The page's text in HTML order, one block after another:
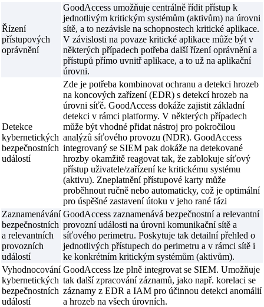
Řízení
přístupových
oprávnění
GoodAccess umožňuje centrálně řídit přístup k
jednotlivým kritickým systémům (aktivům) na úrovni
sítě, a to nezávisle na schopnostech kritické aplikace.
V závislosti na povaze kritické aplikace může být v
některých případech potřeba další řízení oprávnění a
přístupů přímo uvnitř aplikace, a to už na aplikační
úrovni.
Detekce
kybernetických
bezpečnostních
událostí
Zde je potřeba kombinovat ochranu a detekci hrozeb
na koncových zařízení (EDR) s detekcí hrozeb na
úrovni síťě. GoodAccess dokáže zajistit základní
detekci v rámci platformy. V některých případech
může být vhodné přidat nástroj pro pokročilou
analýzů síťového provozu (NDR). GoodAccess
integrovaný se SIEM pak dokáže na detekované
hrozby okamžitě reagovat tak, že zablokuje síťový
přístup uživatele/zařízení ke kritickému systému
(aktivu). Zneplatnění přístupové karty může
proběhnout ručně nebo automaticky, což je optimální
pro úspěšné zastavení útoku v jeho rané fázi
Zaznamenávání
bezpečnostních
a relevantních
provozních
událostí
GoodAccess zaznamenává bezpečnostní a relevantní
provozní události na úrovni komunikační sítě a
síťového perimetru. Poskytuje tak detailní přehled o
jednotlivých přístupech do perimetru a v rámci sítě i
ke konkrétním kritickým systémům (aktivům).
Vyhodnocování
kybernetických
bezpečnostních
událostí
GoodAccess lze plně integrovat se SIEM. Umožňuje
tak další zpracování záznamů, jako např. korelaci se
záznamy z EDR a IAM pro účinnou detekci anomálií
a hrozeb na všech úrovních.